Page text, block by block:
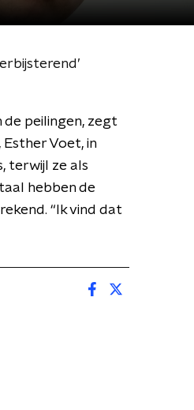
peilingen, zegt
Voet, in
terwijl ze als
hebben de
“Ik vind dat